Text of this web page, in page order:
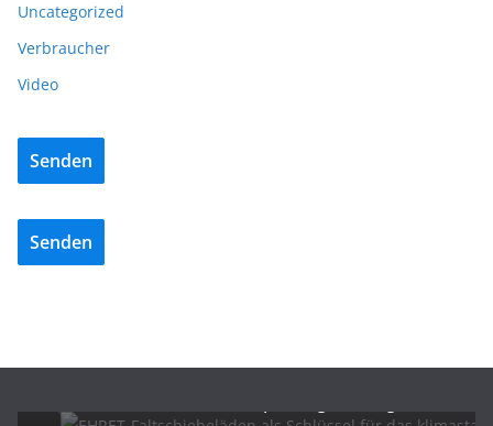
Uncategorized
Verbraucher
Video
Senden
Senden